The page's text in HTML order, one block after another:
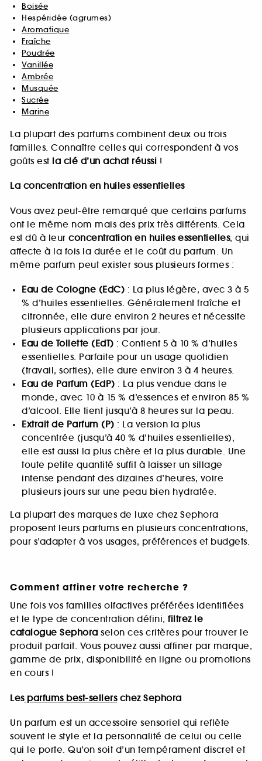
Boisée
Hespéridée (agrumes)
Aromatique
Fraîche
Poudrée
Vanillée
Ambrée
Musquée
Sucrée
Marine
La plupart des parfums combinent deux ou trois
familles. Connaître celles qui correspondent à vos
goûts est la clé d’un achat réussi !
La concentration en huiles essentielles
Vous avez peut-être remarqué que certains parfums
ont le même nom mais des prix très différents. Cela
est dû à leur concentration en huiles essentielles, qui
affecte à la fois la durée et le coût du parfum. Un
même parfum peut exister sous plusieurs formes :
Eau de Cologne (EdC) : La plus légère, avec 3 à 5
% d’huiles essentielles. Généralement fraîche et
citronnée, elle dure environ 2 heures et nécessite
plusieurs applications par jour.
Eau de Toilette (EdT) : Contient 5 à 10 % d’huiles
essentielles. Parfaite pour un usage quotidien
(travail, sorties), elle dure environ 3 à 4 heures.
Eau de Parfum (EdP) : La plus vendue dans le
monde, avec 10 à 15 % d’essences et environ 85 %
d’alcool. Elle tient jusqu’à 8 heures sur la peau.
Extrait de Parfum (P) : La version la plus
concentrée (jusqu’à 40 % d’huiles essentielles),
elle est aussi la plus chère et la plus durable. Une
toute petite quantité suffit à laisser un sillage
intense pendant des dizaines d’heures, voire
plusieurs jours sur une peau bien hydratée.
La plupart des marques de luxe chez Sephora
proposent leurs parfums en plusieurs concentrations,
pour s’adapter à vos usages, préférences et budgets.
Comment affiner votre recherche ?
Une fois vos familles olfactives préférées identifiées
et le type de concentration défini, filtrez le
catalogue Sephora selon ces critères pour trouver le
produit parfait. Vous pouvez aussi affiner par marque,
gamme de prix, disponibilité en ligne ou promotions
en cours !
Lesparfums best-sellerschez Sephora
Un parfum est un accessoire sensoriel qui reflète
souvent le style et la personnalité de celui ou celle
qui le porte. Qu’on soit d’un tempérament discret et